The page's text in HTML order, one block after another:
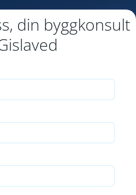
din byggkonsult